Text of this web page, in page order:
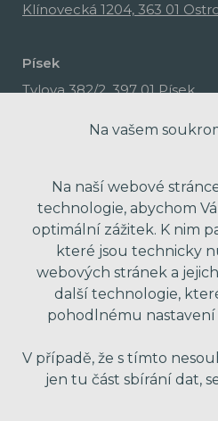
Klínovecká 1204, 363 01
Písek
Tylova 382/2, 397 01 Písek
Na vašem
Na naší webové
technologie, abychom
optimální zážitek. K nim
které jsou technicky
webových stránek a
další technologie,
pohodlnému nastavení
V případě, že s tímto
jen tu část sbírání dat,